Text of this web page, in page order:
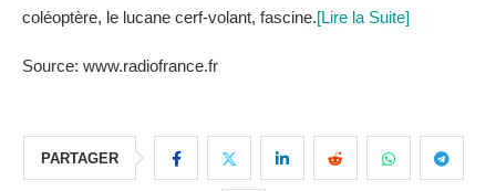
coléoptère, le lucane cerf-volant, fascine.[Lire la Suite]
Source: www.radiofrance.fr
PARTAGER